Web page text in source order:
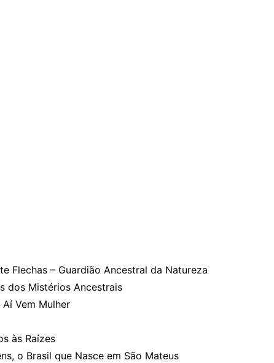
Flechas – Guardião Ancestral da Natureza
dos Mistérios Ancestrais
Vem Mulher
às Raízes
o Brasil que Nasce em São Mateus